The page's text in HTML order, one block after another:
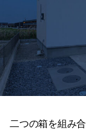
二つの箱を組み